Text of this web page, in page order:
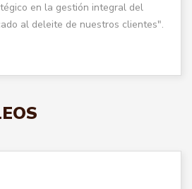
en la gestión integral del
al deleite de nuestros clientes".